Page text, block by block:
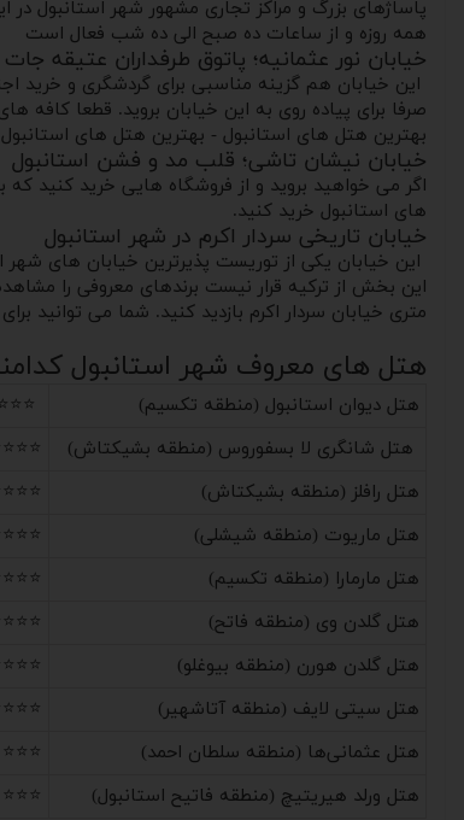
همه روزه و از ساعات ده صبح الی ده شب فعال است
خیابان نور عثمانیه؛ پاتوق طرفداران عتیقه جات
این خیابان هم گزینه مناسبی برای گردشگری و خرید
صرفا برای پیاده روی به این خیابان بروید. قطعا
بهترین هتل های استانبول - بهترین هتل های استانبول
خیابان نیشان تاشی؛ قلب مد و فشن استانبول
اگر می خواهید بروید و از فروشگاه هایی خرید کنید که
های استانبول خرید کنید.
خیابان تاریخی سردار اکرم در شهر استانبول
این خیابان یکی از توریست پذیرترین خیابان های
متری خیابان سردار اکرم بازدید کنید. شما می توانید
هتل های معروف شهر استانبول
هتل دیوان استانبول (منطقه تکسیم)
هتل شانگری لا بسفوروس (منطقه بشیکتاش)
هتل رافلز (منطقه بشیکتاش)
هتل ماریوت (منطقه شیشلی)
هتل مارمارا (منطقه تکسیم)
هتل گلدن وی (منطقه فاتح)
هتل گلدن هورن (منطقه بیوغلو)
هتل سیتی لایف (منطقه آتاشهیر)
هتل عثمانی‌ها (منطقه سلطان احمد)
⭐⭐⭐
هتل ورلد هیریتیچ (منطقه فاتیح استانبول)
⭐⭐⭐